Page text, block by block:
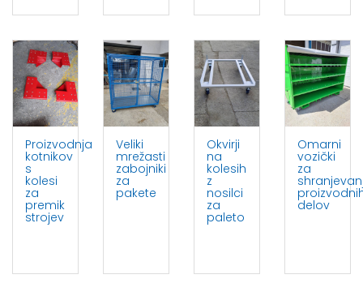
Proizvodnja
kotnikov
s
kolesi
za
premik
strojev
Veliki
mrežasti
zabojniki
za
pakete
Okvirji
na
kolesih
z
nosilci
za
paleto
Omarni
vozički
za
delov